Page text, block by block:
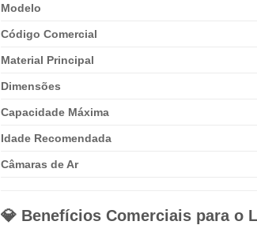
Modelo
Código Comercial
Material Principal
Dimensões
Capacidade Máxima
Idade Recomendada
Câmaras de Ar
💎 Benefícios Comerciais para o